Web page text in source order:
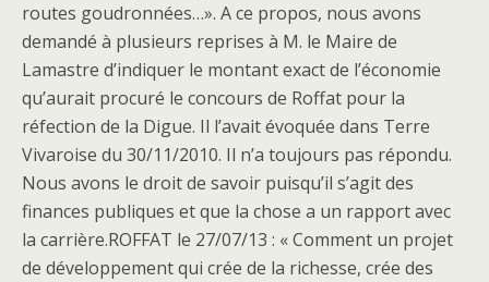
routes goudronnées…». A ce propos, nous avons
demandé à plusieurs reprises à M. le Maire de
Lamastre d’indiquer le montant exact de l’économie
qu’aurait procuré le concours de Roffat pour la
réfection de la Digue. Il l’avait évoquée dans Terre
Vivaroise du 30/11/2010. Il n’a toujours pas répondu.
Nous avons le droit de savoir puisqu’il s’agit des
finances publiques et que la chose a un rapport avec
la carrière.ROFFAT le 27/07/13 : « Comment un projet
de développement qui crée de la richesse, crée des